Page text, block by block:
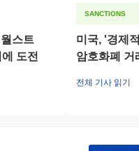
시장 변동성과 운영에 영향
다. 팀은 블록체인 기술의 진
과 커뮤니티 참여에 중점을 두
식을 유지하기 위해 노력하
스트
도전
SANCTIONS
미국, '경제
암호화폐 거
전체 기사 읽기